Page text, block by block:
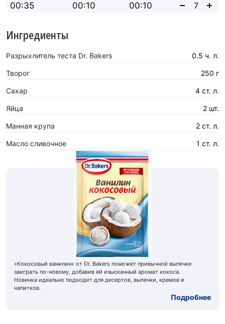
00:35 00:10 00:10
Ингредиенты
Разрыхлитель теста Dr. Bakers 0.5 ч. л.
Творог 250 г
Сахар 4 ст. л.
Яйца 2 шт.
Манная крупа 2 ст. л.
Масло сливочное 1 ст. л.
«Кокосовый ванилин» от Dr. Bakers поможет привычной выпечке
заиграть по-новому, добавив ей изысканный аромат кокоса.
Новинка идеально подходит для десертов, выпечки, кремов и
напитков.
Подробнее